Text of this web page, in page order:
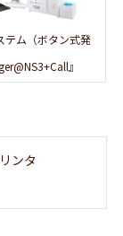
テム（ボタン式発
』
ンタ